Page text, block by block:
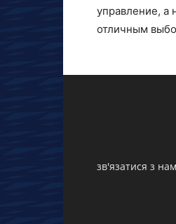
управление, а
отличным
зв'язатися з